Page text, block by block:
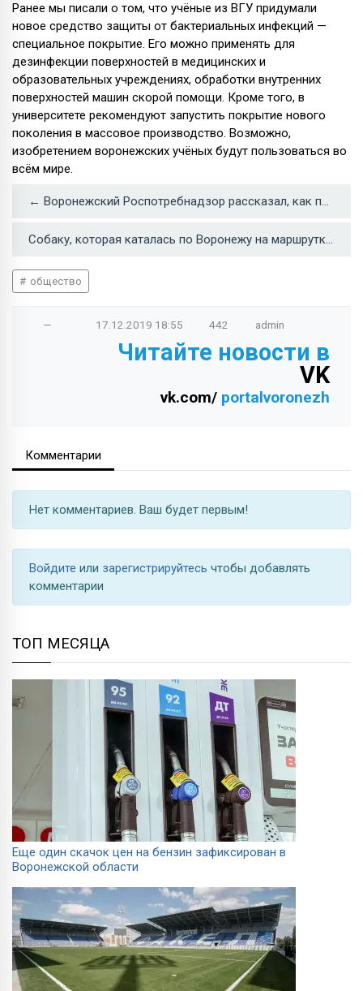
Ранее мы писали о том, что учёные из ВГУ придумали
новое средство защиты от бактериальных инфекций —
специальное покрытие. Его можно применять для
дезинфекции поверхностей в медицинских и
образовательных учреждениях, обработки внутренних
поверхностей машин скорой помощи. Кроме того, в
университете рекомендуют запустить покрытие нового
поколения в массовое производство. Возможно,
изобретением воронежских учёных будут пользоваться во
всём мире.
← Воронежский Роспотребнадзор рассказал, как похудеть зимой
Собаку, которая каталась по Воронежу на маршрутке, ищет целый микрорайон →
общество
— 17.12.2019 18:55 442 admin
Читайте новости в
VK
vk.com/ portalvoronezh
Комментарии
Нет комментариев. Ваш будет первым!
Войдите или зарегистрируйтесь чтобы добавлять
комментарии
ТОП МЕСЯЦА
Еще один скачок цен на бензин зафиксирован в
Воронежской области